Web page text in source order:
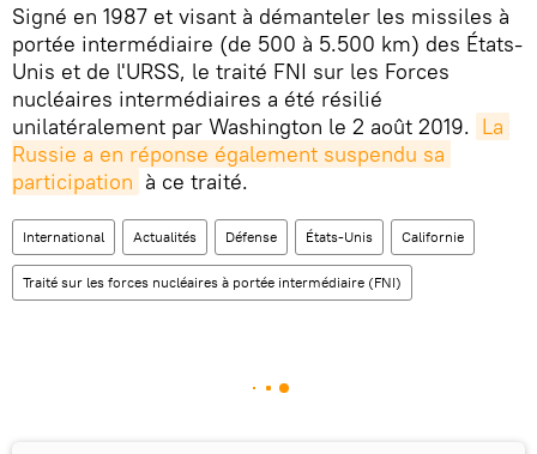
Signé en 1987 et visant à démanteler les missiles à
portée intermédiaire (de 500 à 5.500 km) des États-
Unis et de l'URSS, le traité FNI sur les Forces
nucléaires intermédiaires a été résilié
unilatéralement par Washington le 2 août 2019. La
Russie a en réponse également suspendu sa
participation à ce traité.
International Actualités Défense États-Unis Californie
Traité sur les forces nucléaires à portée intermédiaire (FNI)